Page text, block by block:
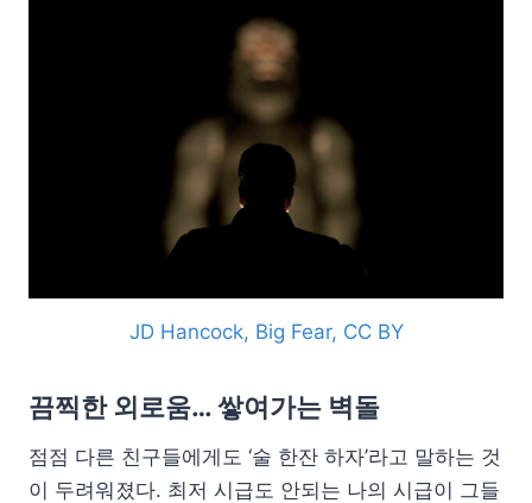
JD Hancock, Big Fear, CC BY
끔찍한 외로움… 쌓여가는 벽돌
점점 다른 친구들에게도 ‘술 한잔 하자’라고 말하는 것
이 두려워졌다. 최저 시급도 안되는 나의 시급이 그들